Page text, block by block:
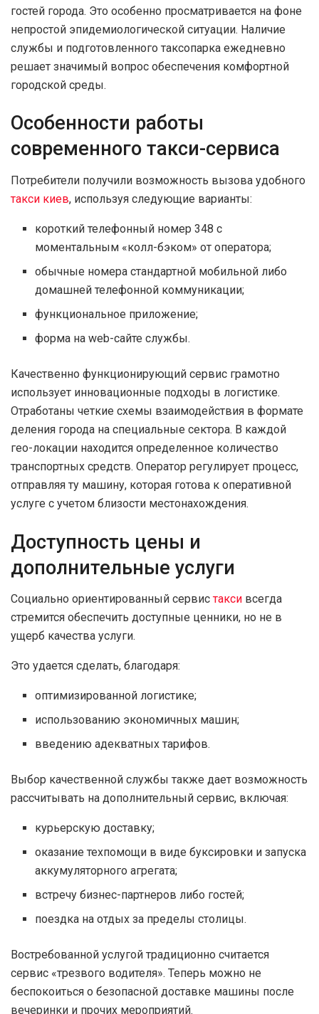
гостей города. Это особенно просматривается на фоне
непростой эпидемиологической ситуации. Наличие
службы и подготовленного таксопарка ежедневно
решает значимый вопрос обеспечения комфортной
городской среды.
Особенности работы
современного такси-сервиса
Потребители получили возможность вызова удобного
такси киев, используя следующие варианты:
короткий телефонный номер 348 с
моментальным «колл-бэком» от оператора;
обычные номера стандартной мобильной либо
домашней телефонной коммуникации;
функциональное приложение;
форма на web-сайте службы.
Качественно функционирующий сервис грамотно
использует инновационные подходы в логистике.
Отработаны четкие схемы взаимодействия в формате
деления города на специальные сектора. В каждой
гео-локации находится определенное количество
транспортных средств. Оператор регулирует процесс,
отправляя ту машину, которая готова к оперативной
услуге с учетом близости местонахождения.
Доступность цены и
дополнительные услуги
Социально ориентированный сервис такси всегда
стремится обеспечить доступные ценники, но не в
ущерб качества услуги.
Это удается сделать, благодаря:
оптимизированной логистике;
использованию экономичных машин;
введению адекватных тарифов.
Выбор качественной службы также дает возможность
рассчитывать на дополнительный сервис, включая:
курьерскую доставку;
оказание техпомощи в виде буксировки и запуска
аккумуляторного агрегата;
встречу бизнес-партнеров либо гостей;
поездка на отдых за пределы столицы.
Востребованной услугой традиционно считается
сервис «трезвого водителя». Теперь можно не
беспокоиться о безопасной доставке машины после
вечеринки и прочих мероприятий.